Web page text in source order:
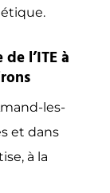
l’ITE à
les-
et dans
à la